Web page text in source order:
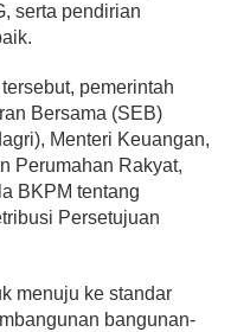
serta pendirian
pemerintah
Bersama (SEB)
Menteri Keuangan,
Perumahan Rakyat,
BKPM tentang
Persetujuan
menuju ke standar
bangunan-